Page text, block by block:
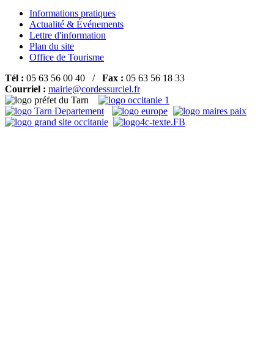
Informations pratiques
Actualité & Événements
Lettre d'information
Plan du site
Office de Tourisme
Tél : 05 63 56 00 40 / Fax : 05 63 56 18 33
Courriel : mairie@cordessurciel.fr